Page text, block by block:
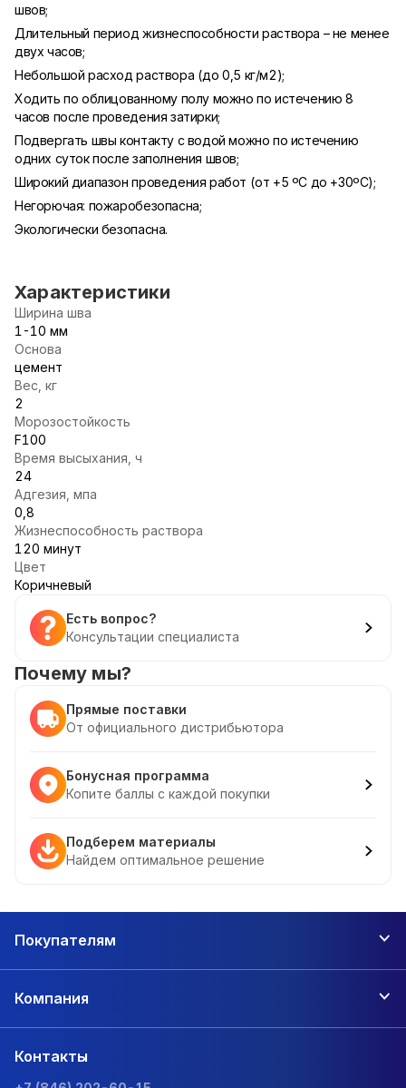
швов;
Длительный период жизнеспособности раствора – не менее
двух часов;
Небольшой расход раствора (до 0,5 кг/м2);
Ходить по облицованному полу можно по истечению 8
часов после проведения затирки;
Подвергать швы контакту с водой можно по истечению
одних суток после заполнения швов;
Широкий диапазон проведения работ (от +5 ºC до +30ºC);
Негорючая: пожаробезопасна;
Экологически безопасна.
Характеристики
Ширина шва
1-10 мм
Основа
цемент
Вес, кг
2
Морозостойкость
F100
Время высыхания, ч
24
Адгезия, мпа
0,8
Жизнеспособность раствора
120 минут
Цвет
Коричневый
Есть вопрос?
Консультации специалиста
Почему мы?
Прямые поставки
От официального дистрибьютора
Бонусная программа
Копите баллы с каждой покупки
Подберем материалы
Найдем оптимальное решение
Покупателям
Компания
Контакты